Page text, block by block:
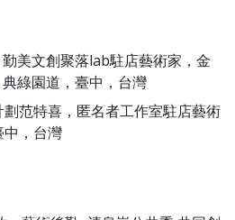
勤美文創聚落lab駐店藝術家，金
典綠園道，臺中，台灣
劃范特喜，匿名者工作室駐店藝術
中，台灣